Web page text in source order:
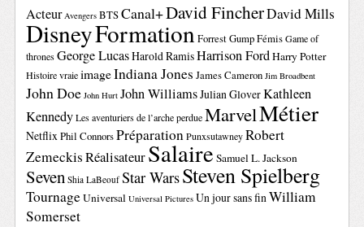
Acteur Avengers BTSCanal+David FincherDavid Mills
DisneyFormationForrest GumpFémis Game of
thrones George LucasHarold RamisHarrison FordHarry Potter
Histoire vraie imageIndiana Jones James Cameron Jim Broadbent
John Doe John Hurt John WilliamsJulian GloverKathleen
Kennedy Les aventuriers de l’arche perdue MarvelMétier
NetflixPhil ConnorsPréparation Punxsutawney Robert
ZemeckisRéalisateurSalaire Samuel L. Jackson
Seven Shia LaBeouf Star WarsSteven Spielberg
TournageUniversal Universal Pictures Un jour sans finWilliam
Somerset